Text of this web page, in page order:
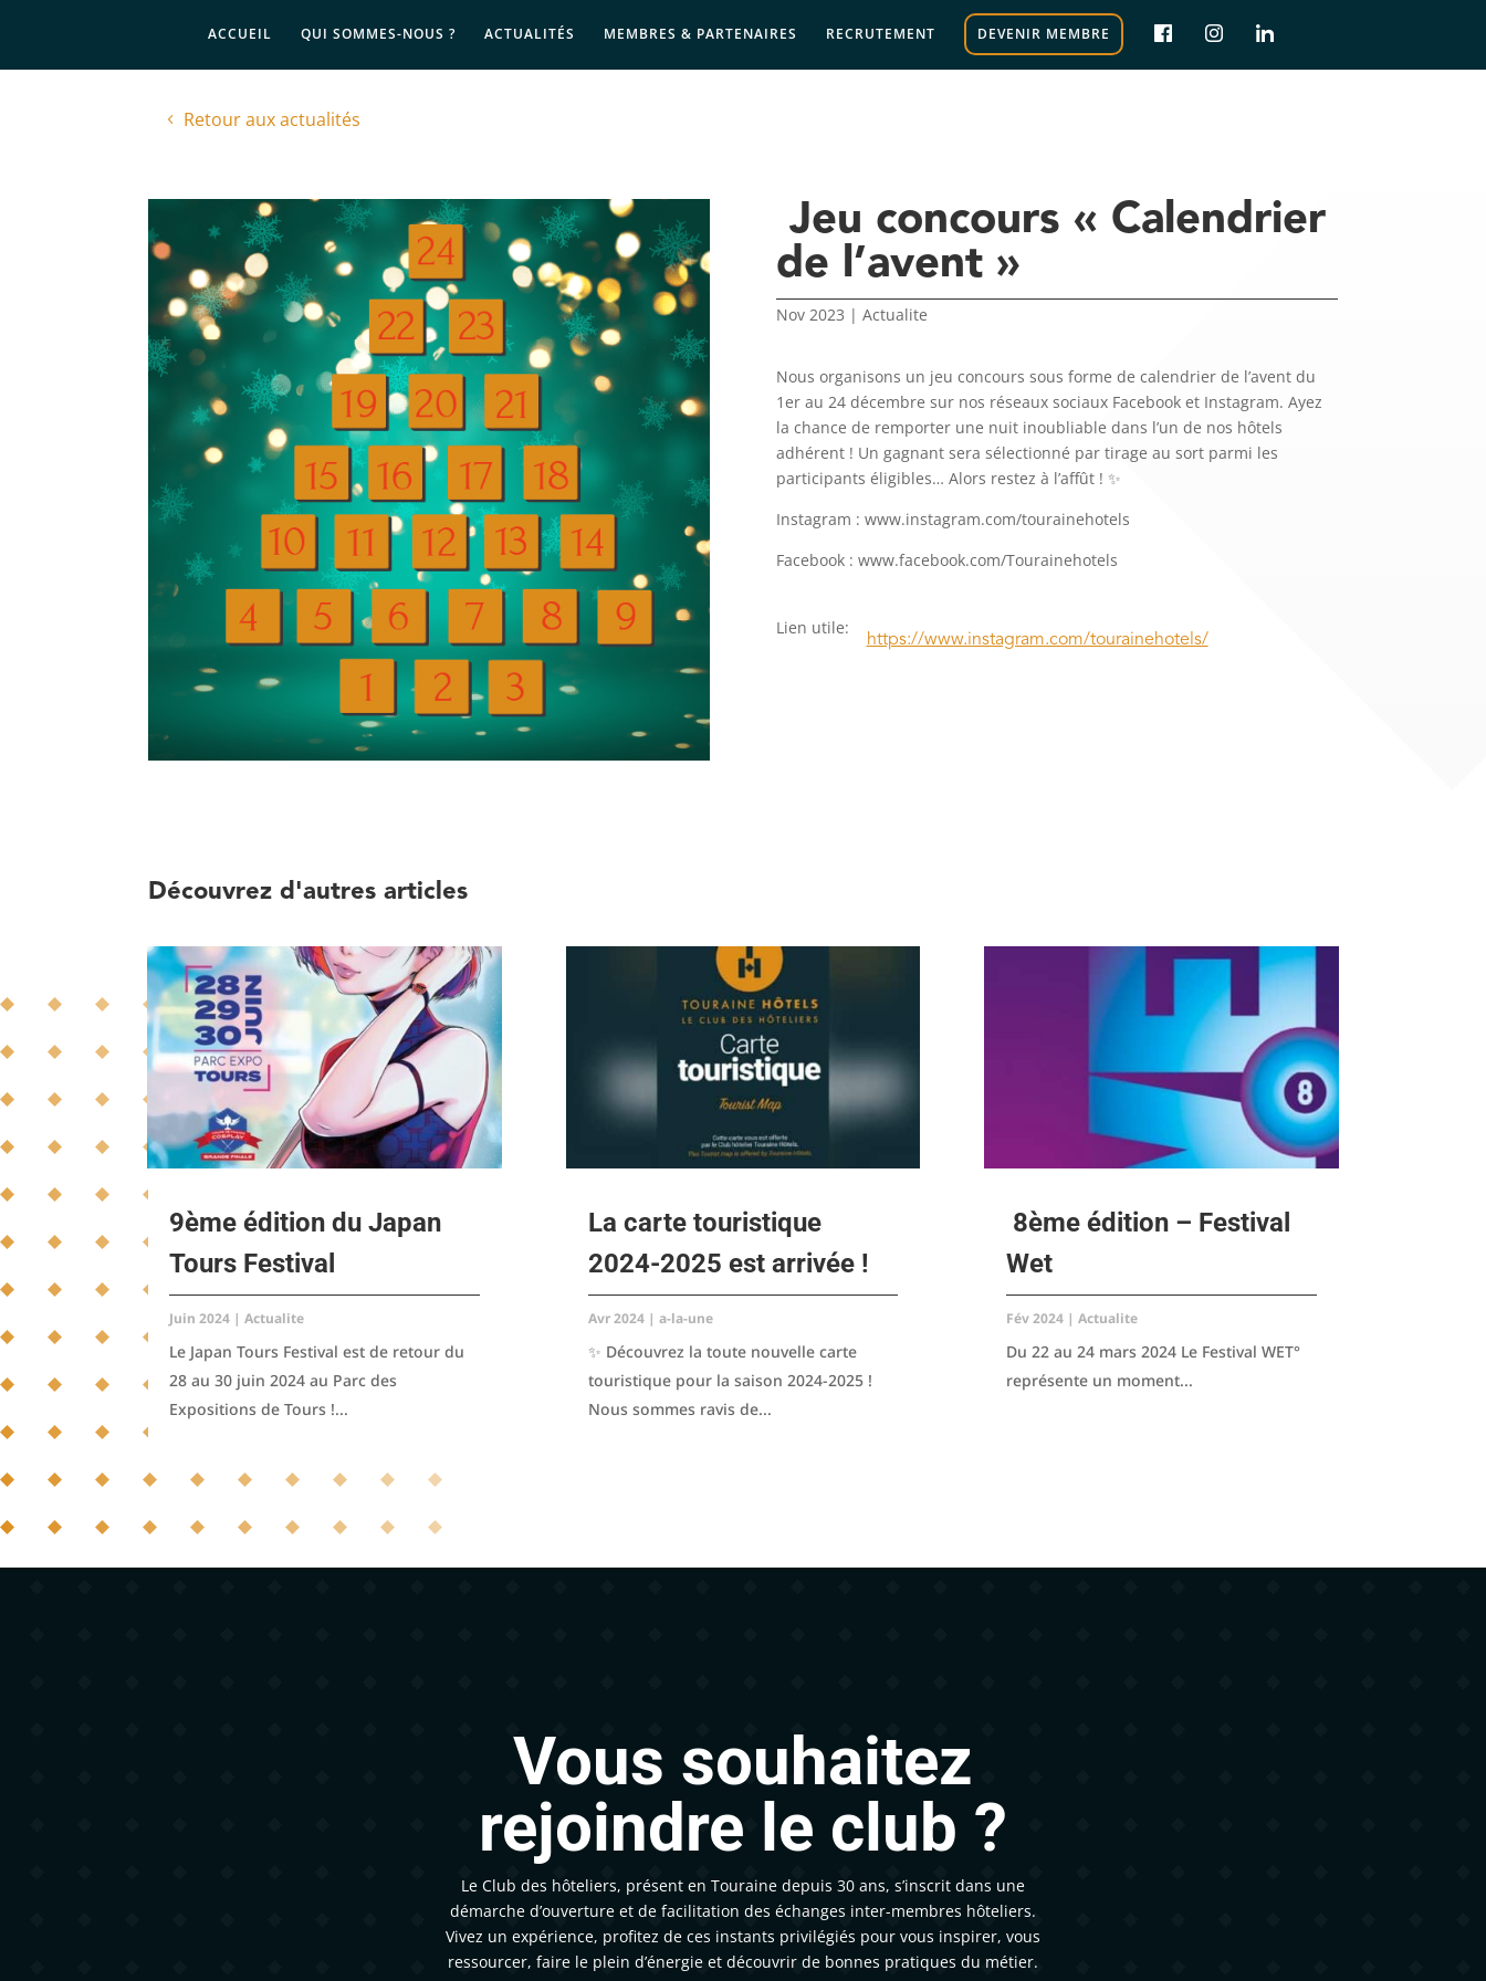
ACCUEIL QUI SOMMES-NOUS ? ACTUALITÉS MEMBRES & PARTENAIRES RECRUTEMENT DEVENIR MEMBRE
Retour aux actualités
Jeu concours « Calendrier
de l’avent »
Nov 2023 | Actualite
Nous organisons un jeu concours sous forme de calendrier de l’avent du
1er au 24 décembre sur nos réseaux sociaux Facebook et Instagram. Ayez
la chance de remporter une nuit inoubliable dans l’un de nos hôtels
adhérent ! Un gagnant sera sélectionné par tirage au sort parmi les
participants éligibles… Alors restez à l’affût ! ✨
Instagram : www.instagram.com/tourainehotels
Facebook : www.facebook.com/Tourainehotels
Lien utile:
https://www.instagram.com/tourainehotels/
Découvrez d'autres articles
9ème édition du Japan
Tours Festival
Juin 2024 |Actualite
Le Japan Tours Festival est de retour du
28 au 30 juin 2024 au Parc des
Expositions de Tours !...
La carte touristique
2024-2025 est arrivée !
Avr 2024| a-la-une
✨ Découvrez la toute nouvelle carte
touristique pour la saison 2024-2025 !
Nous sommes ravis de...
8ème édition – Festival
Wet
Fév 2024| Actualite
Du 22 au 24 mars 2024 Le Festival WET°
représente un moment...
Vous souhaitez
rejoindre le club ?
Le Club des hôteliers, présent en Touraine depuis 30 ans, s’inscrit dans une
démarche d’ouverture et de facilitation des échanges inter-membres hôteliers.
Vivez un expérience, profitez de ces instants privilégiés pour vous inspirer, vous
ressourcer, faire le plein d’énergie et découvrir de bonnes pratiques du métier.